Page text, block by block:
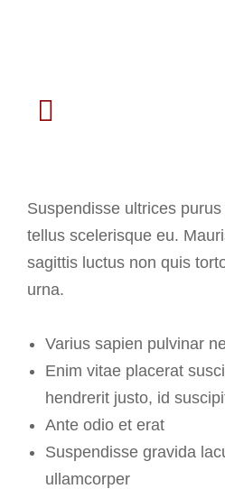
Suspendisse ultrices
tellus scelerisque eu.
sagittis luctus non quis
urna.
Varius sapien pulvinar
Enim vitae placerat
hendrerit justo, id
Ante odio et erat
Suspendisse gravida
ullamcorper